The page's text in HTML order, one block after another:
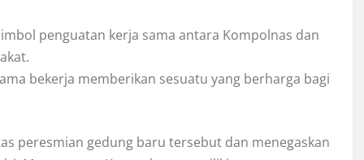
penguatan kerja sama antara Kompolnas dan
bekerja memberikan sesuatu yang berharga bagi
peresmian gedung baru tersebut dan menegaskan